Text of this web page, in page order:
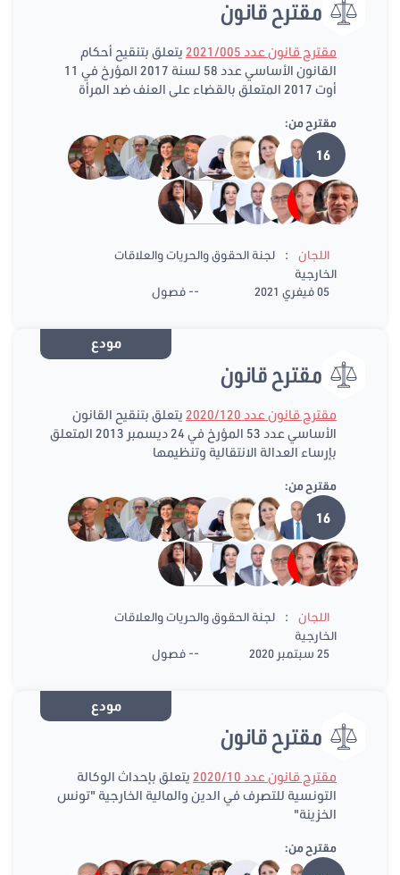
مقترح قانون
مقترح قانون عدد 2021/005
يتعلق بتنقيح أحكام
القانون الأساسي عدد 58 لسنة 2017 المؤرخ في 11
أوت 2017 المتعلق بالقضاء على العنف ضد المرأة
مقترح من:
16
اللجان :
لجنة الحقوق والحريات والعلاقات
الخارجية
05 فيفري 2021
-- فصول
مودع
مقترح قانون
مقترح قانون عدد 2020/120
يتعلق بتنقيح القانون
الأساسي عدد 53 المؤرخ في 24 ديسمبر 2013 المتعلق
بإرساء العدالة الانتقالية وتنظيمها
مقترح من:
16
اللجان :
لجنة الحقوق والحريات والعلاقات
الخارجية
25 سبتمبر 2020
-- فصول
مودع
مقترح قانون
مقترح قانون عدد 2020/10
يتعلق بإحداث الوكالة
التونسية للتصرف في الدين والمالية الخارجية "تونس
الخزينة"
مقترح من: